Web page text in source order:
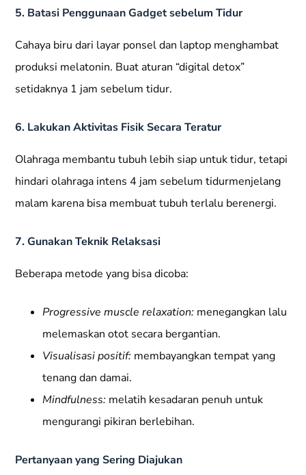
5. Batasi Penggunaan Gadget sebelum Tidur
Cahaya biru dari layar ponsel dan laptop menghambat
produksi melatonin. Buat aturan “digital detox”
setidaknya 1 jam sebelum tidur.
6. Lakukan Aktivitas Fisik Secara Teratur
Olahraga membantu tubuh lebih siap untuk tidur, tetapi
hindari olahraga intens 4 jam sebelum tidurmenjelang
malam karena bisa membuat tubuh terlalu berenergi.
7. Gunakan Teknik Relaksasi
Beberapa metode yang bisa dicoba:
Progressive muscle relaxation: menegangkan lalu
melemaskan otot secara bergantian.
Visualisasi positif: membayangkan tempat yang
tenang dan damai.
Mindfulness: melatih kesadaran penuh untuk
mengurangi pikiran berlebihan.
Pertanyaan yang Sering Diajukan